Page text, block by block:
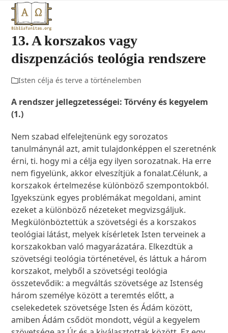
Skip
content
Open
mobile
menu
Close
mobile
menu
13. A korszakos vagy
diszpenzációs teológia rendszere
Isten célja és terve a történelemben
A rendszer jellegzetességei: Törvény és kegyelem
(1.)
Nem szabad elfelejtenünk egy sorozatos
tanulmánynál azt, amit tulajdonképpen el szeretnénk
érni, ti. hogy mi a célja egy ilyen sorozatnak. Ha erre
nem figyelünk, akkor elveszítjük a fonalat.Célunk, a
korszakok értelmezése különböző szempontokból.
Igyekszünk egyes problémákat megoldani, amint
ezeket a különböző nézeteket megvizsgáljuk.
Megkülönböztettük a szövetségi és a korszakos
teológiai látást, melyek kísérletek Isten terveinek a
korszakokban való magyarázatára. Elkezdtük a
szövetségi teológia történetével, és láttuk a három
korszakot, melyből a szövetségi teológia
összetevődik: a megváltás szövetsége az Istenség
három személye között a teremtés előtt, a
cselekedetek szövetsége Isten és Ádám között,
amiben Ádám csődöt mondott, végül a kegyelem